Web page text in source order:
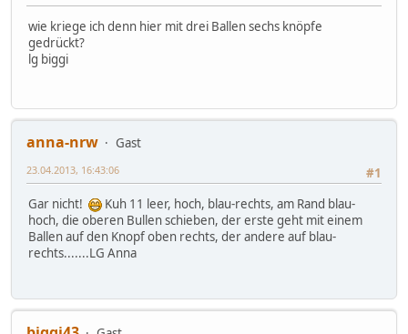
wie kriege ich denn hier mit drei Ballen sechs knöpfe
gedrückt?
lg biggi
anna-nrw
Gast
#1
23.04.2013, 16:43:06
Gar nicht!
Kuh 11 leer, hoch, blau-rechts, am Rand blau-
hoch, die oberen Bullen schieben, der erste geht mit einem
Ballen auf den Knopf oben rechts, der andere auf blau-
rechts.......LG Anna